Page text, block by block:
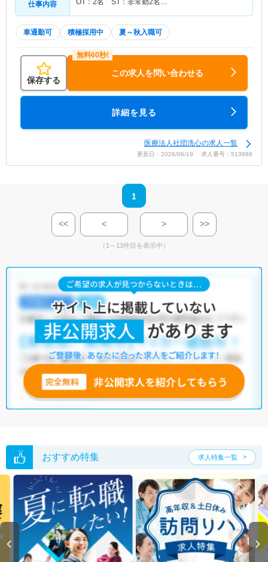
仕事内容
OT：2名 ST：非常勤2名…
車通勤可 積極採用中 夏～秋入職可
保存する
この求人を問い合わせる
詳細を見る
医療法人社団洗心の求人一覧
更新日：2026/06/19 求人番号：513998
1
<< < > >>
（1～13件目を表示中）
おすすめ特集 求人特集一覧